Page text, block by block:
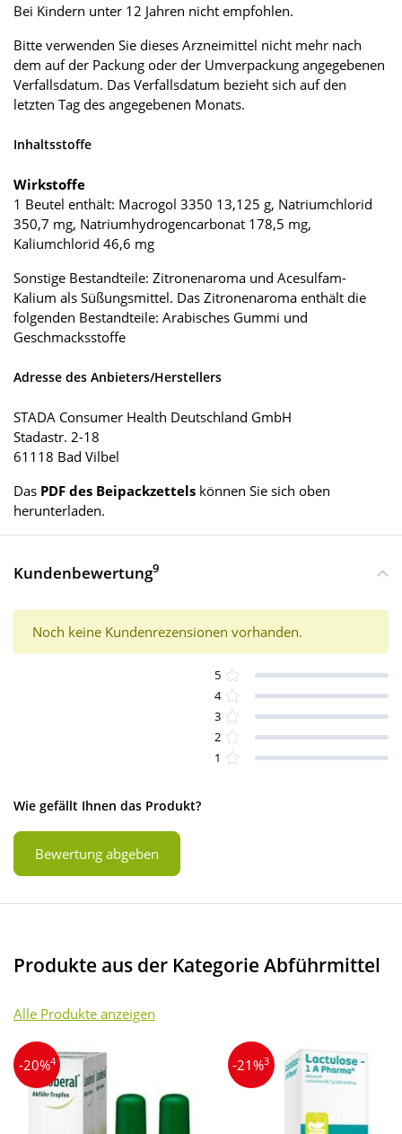
Bei Kindern unter 12 Jahren nicht empfohlen.
Bitte verwenden Sie dieses Arzneimittel nicht mehr nach
dem auf der Packung oder der Umverpackung angegebenen
Verfallsdatum. Das Verfallsdatum bezieht sich auf den
letzten Tag des angegebenen Monats.
Inhaltsstoffe
Wirkstoffe
1 Beutel enthält: Macrogol 3350 13,125 g, Natriumchlorid
350,7 mg, Natriumhydrogencarbonat 178,5 mg,
Kaliumchlorid 46,6 mg
Sonstige Bestandteile: Zitronenaroma und Acesulfam-
Kalium als Süßungsmittel. Das Zitronenaroma enthält die
folgenden Bestandteile: Arabisches Gummi und
Geschmacksstoffe
Adresse des Anbieters/Herstellers
STADA Consumer Health Deutschland GmbH
Stadastr. 2-18
61118 Bad Vilbel
Das PDF des Beipackzettels können Sie sich oben
herunterladen.
Kundenbewertung9
Noch keine Kundenrezensionen vorhanden.
5
4
3
2
1
Wie gefällt Ihnen das Produkt?
Bewertung abgeben
Produkte aus der Kategorie Abführmittel
Alle Produkte anzeigen
-20%4 -21%3